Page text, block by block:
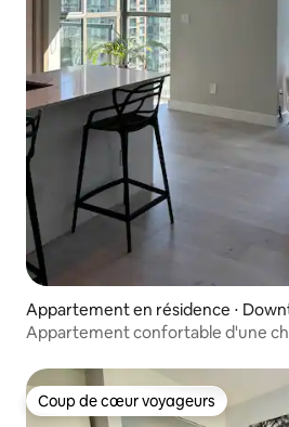
Appartement en résidence ⋅
couver
Appartement confortable d'une
Coup de cœur voyageurs
Coup de cœur voyageurs